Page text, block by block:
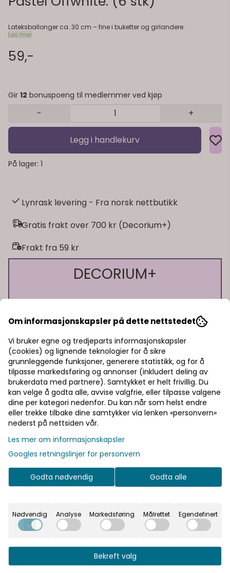
Lateksballonger ca. 30 cm – fine i buketter og girlandere.
Les mer
59,-
Gir 12 bonuspoeng til medlemmer ved kjøp
- +
Legg i handlekurv
På lager: 1
Lynrask levering - Fra norsk nettbutikk
Gratis frakt over 700 kr (Decorium+)
Frakt fra 59 kr
DECORIUM+
🎁 15% rabatt på ett kjøp
🎁 Gratis frakt over 700 kr
Pst! Husk å logge inn!
Bli medlem - få gratis frakt fra 700 kr
Informasjon
Ballonger 30 cm, 18, pastell offwhite: (6 stk). Fyll med
luft eller helium. Tips: Kombiner ulike størrelser og
jubileum.
Se flere varianter
På lager På lager
Om informasjonskapsler på dette nettstedet
Vi bruker egne og tredjeparts informasjonskapsler
(cookies) og lignende teknologier for å sikre
grunnleggende funksjoner, generere statistikk, og for å
tilpasse markedsføring og annonser (inkludert deling av
brukerdata med partnere). Samtykket er helt frivillig. Du
kan velge å godta alle, avvise valgfrie, eller tilpasse valgene
dine per kategori nedenfor. Du kan når som helst endre
eller trekke tilbake dine samtykker via lenken «personvern»
nederst på nettsiden vår.
Les mer om informasjonskapsler
Googles retningslinjer for personvern
Godta nødvendig Godta alle
Nødvendig Analyse Markedsføring Målrettet Egendefinert
Bekreft valg